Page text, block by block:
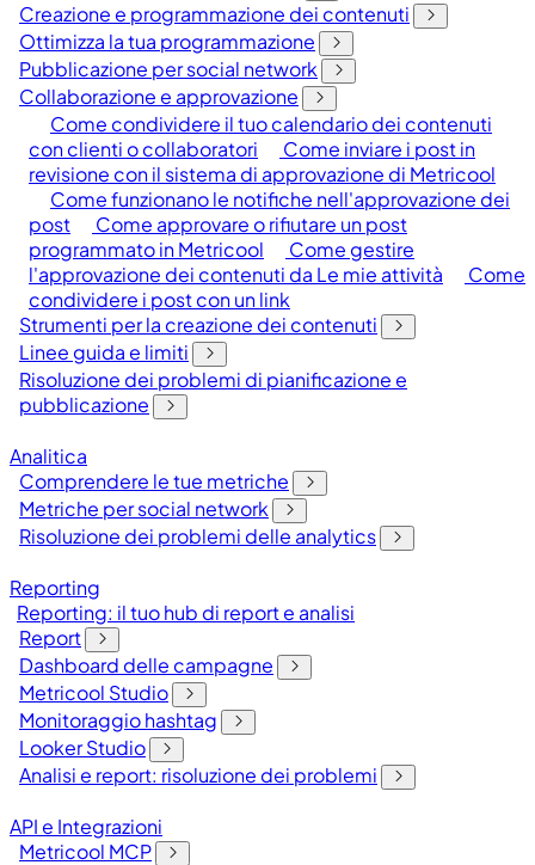
Creazione e programmazione dei contenuti
Ottimizza la tua programmazione
Pubblicazione per social network
Collaborazione e approvazione
Come condividere il tuo calendario dei contenuti
con clienti o collaboratori
Come inviare i post in
revisione con il sistema di approvazione di Metricool
Come funzionano le notifiche nell'approvazione dei
post
Come approvare o rifiutare un post
programmato in Metricool
Come gestire
l'approvazione dei contenuti da Le mie attività
Come
condividere i post con un link
Strumenti per la creazione dei contenuti
Linee guida e limiti
Risoluzione dei problemi di pianificazione e
pubblicazione
Analitica
Comprendere le tue metriche
Metriche per social network
Risoluzione dei problemi delle analytics
Reporting
Reporting: il tuo hub di report e analisi
Report
Dashboard delle campagne
Metricool Studio
Monitoraggio hashtag
Looker Studio
Analisi e report: risoluzione dei problemi
API e Integrazioni
Metricool MCP